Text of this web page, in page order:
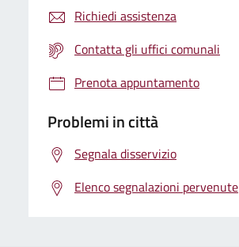
Richiedi assistenza
Contatta gli uffici comunali
Prenota appuntamento
Problemi in città
Segnala disservizio
Elenco segnalazioni pervenute